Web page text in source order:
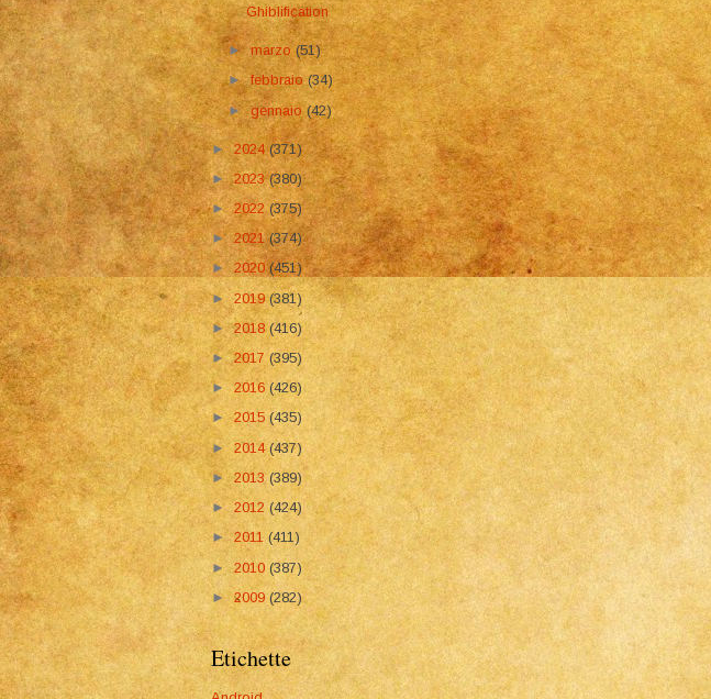
Ghiblification
►marzo(51)
►febbraio(34)
►gennaio(42)
►2024(371)
►2023(380)
►2022(375)
►2021(374)
►2020(451)
►2019(381)
►2018 (416)
►2017 (395)
►2016 (426)
►2015 (435)
►2014(437)
► 2013(389)
► 2012(424)
►2011(411)
►2010 (387)
►2009 (282)
Etichette